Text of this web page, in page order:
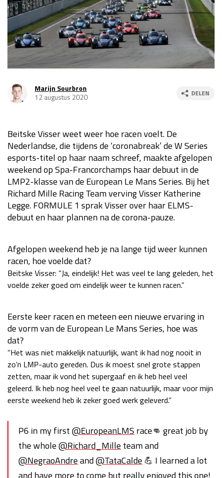
Race
za 13:00 - 15:00
GP VERENIGDE STATEN 2026 23 - 25 okt
Kwalificatie
za 23:00 - 00:00
GP MEXICO 2026 30 okt - 01 nov
Kwalificatie
za 22:00 - 23:00
GP SÃO PAULO 2026
Kwalificatie
za 19:00 - 20:00
Race
zo 18:00 - 20:00
LAS VEGAS GRAND PRIX 2026 20 - 22 nov
Kwalificatie
Race
zo 05:00 - 07:00
GP QATAR 2026 27 - 29 nov
Kwalificatie
za 19:00 - 20:00
Race
zo 17:00 - 19:00
Kwalificatie
Marijn Sourbron
12 augustus 2020
DELEN
Beitske Visser weet weer hoe racen voelt. De
Nederlandse, die tijdens de ‘coronabreak’ de W Series
esports-titel op haar naam schreef, maakte afgelopen
weekend op Spa-Francorchamps haar debuut in de
LMP2-klasse van de European Le Mans Series. Bij het
Richard Mille Racing Team verving Visser Katherine
Legge. FORMULE 1 sprak Visser over haar ELMS-
debuut en haar plannen na de corona-pauze.
Afgelopen weekend heb je na lange tijd weer kunnen
racen, hoe voelde dat?
Beitske Visser: “Ja, eindelijk! Het was veel te lang geleden, het
voelde zeker goed om eindelijk weer te kunnen racen.”
Eerste keer racen en meteen een nieuwe ervaring in
de vorm van de European Le Mans Series, hoe was
dat?
“Het was niet makkelijk natuurlijk, want ik had nog nooit in
zo’n LMP-auto gereden. Dus ik moest snel grote stappen
zetten, maar ik vond het supergaaf en ik heb heel veel
geleerd. Ik heb nog heel veel te gaan natuurlijk, maar voor mijn
eerste weekend heb ik zeker goed werk geleverd.”
P6 in my first@EuropeanLMS race👊 great job by
the whole@Richard_Mille team and
@NegraoAndreand@TataCalde 💪 I learned a lot
and have more to come but really enjoyed this one!